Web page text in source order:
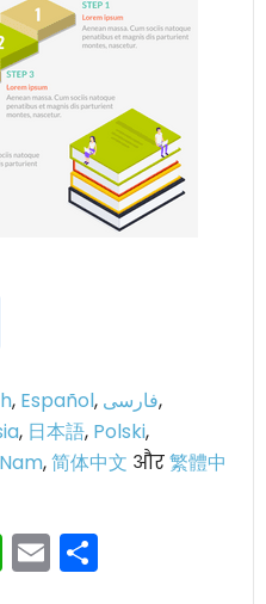
, Español, فارسی,
, 日本語, Polski,
,简体中文 और繁體中
WhatsApp
Email